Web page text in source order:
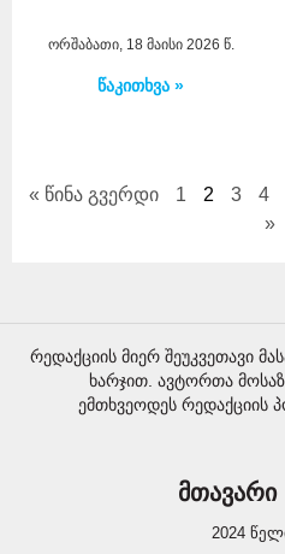
ორშაბათი, 18 მაისი 2026 წ.
წაკითხვა »
« წინა გვერდი 1 2 3 4
»
რედაქციის მიერ შეუკვეთავი
ხარჯით. ავტორთა
ემთხვეოდეს რედაქციის
მთავარი
2024